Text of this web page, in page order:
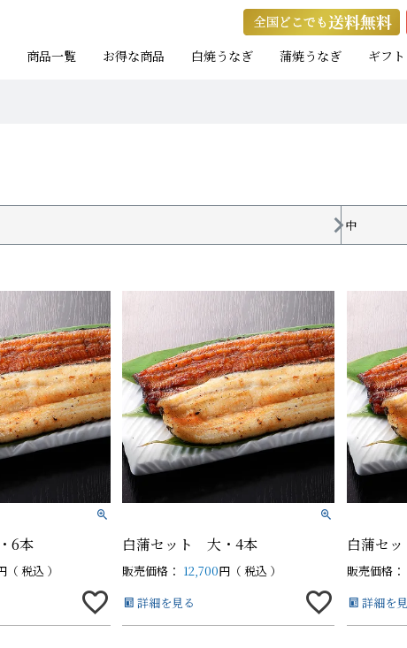
商品一覧
の商品 キャンペーン商品
お得な商品
お試し蒲焼セット
白焼うなぎ
セット
以上）
小（90g以上）
焼きたて白焼セット
たれ付き
中（100g以上）
小（90g以上）
ト
以上） 中（100g以上）
白蒲カットセット
蒲焼うなぎ
ト
以上）
小（90g以上）
蒲焼カットセット
品
ギフト
セット
以上）
小（90g以上）
焼きたて白焼セット
たれ付き
中（100g以上）
小（90g以上）
ト
以上） 中（100g以上）
白蒲カットセット
の仕方 eギフト
中
6本
税込
白蒲セット 大・4本
販売価格： 12,700
税込
詳細を見る
白蒲セ
販売価格：
詳細を